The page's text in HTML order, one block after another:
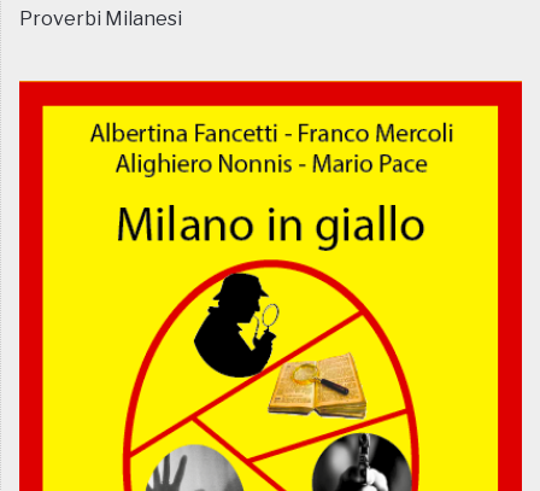
Proverbi Milanesi